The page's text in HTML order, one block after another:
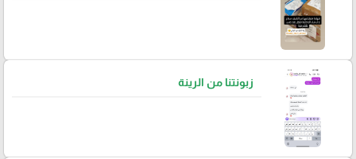
زبونتنا من الرينة